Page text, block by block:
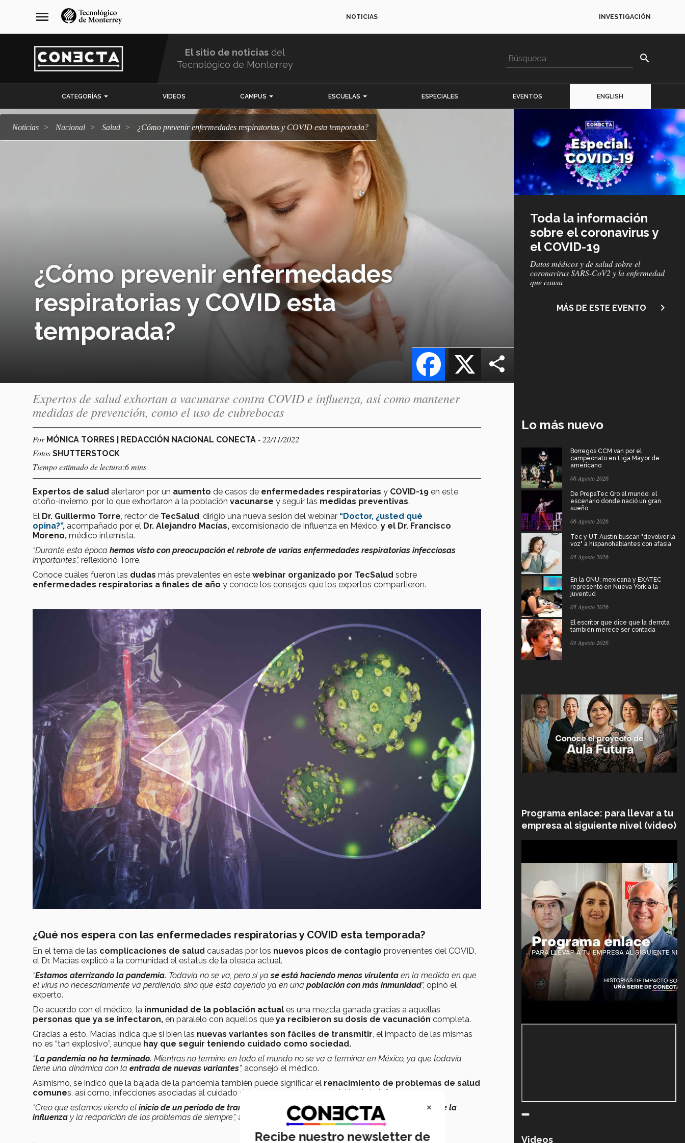
navegación
principal
menu NOTICIAS INVESTIGACIÓN
El sitio de noticias del
Tecnológico de Monterrey
search
CATEGORÍAS VIDEOS CAMPUS ESCUELAS ESPECIALES EVENTOS ENGLISH
Noticias Nacional salud ¿Cómo prevenir enfermedades respiratorias y COVID esta temporada?
¿Cómo prevenir enfermedades
respiratorias y COVID esta
temporada?
X
Facebook
Toda la información
sobre el coronavirus y
el COVID-19
Subtítulo
Datos médicos y de salud sobre el
coronavirus SARS-CoV2 y la enfermedad
que causa
MÁS DE ESTE EVENTO navigate_next
Expertos de salud exhortan a vacunarse contra COVID e influenza, así como mantener
medidas de prevención, como el uso de cubrebocas
Por MÓNICA TORRES | REDACCIÓN NACIONAL CONECTA - 22/11/2022
Fotos SHUTTERSTOCK
Tiempo estimado de lectura:6 mins
Expertos de salud alertaron por un aumento de casos de enfermedades respiratorias y COVID-19 en este
otoño-invierno, por lo que exhortaron a la población vacunarse y seguir las medidas preventivas.
El Dr. Guillermo Torre, rector de TecSalud, dirigió una nueva sesión del webinar “Doctor, ¿usted qué
opina?”, acompañado por el Dr. Alejandro Macías, excomisionado de Influenza en México, y el Dr. Francisco
Moreno, médico internista.
“Durante esta época hemos visto con preocupación el rebrote de varias enfermedades respiratorias infecciosas
importantes”, reflexionó Torre.
Conoce cuáles fueron las dudas más prevalentes en este webinar organizado por TecSalud sobre
enfermedades respiratorias a finales de año y conoce los consejos que los expertos compartieron.
¿Qué nos espera con las enfermedades respiratorias y COVID esta temporada?
En el tema de las complicaciones de salud causadas por los nuevos picos de contagio provenientes del COVID,
el Dr. Macías explicó a la comunidad el estatus de la oleada actual.
“Estamos aterrizando la pandemia. Todavía no se va, pero sí yase está haciendo menos virulenta en la medida en que
el virus no necesariamente va perdiendo, sino que está cayendo ya en una población con más inmunidad”, opinó el
experto.
De acuerdo con el médico, la inmunidad de la población actual es una mezcla ganada gracias a aquellas
personas que ya se infectaron, en paralelo con aquellos que ya recibieron su dosis de vacunación completa.
Gracias a esto, Macías indica que si bien las nuevas variantes son fáciles de transmitir, el impacto de las mismas
no es “tan explosivo”, aunque hay que seguir teniendo cuidado como sociedad.
“La pandemia no ha terminado. Mientras no termine en todo el mundo no se va a terminar en México, ya que todavía
tiene una dinámica con la entrada de nuevas variantes”, aconsejó el médico.
Asimismo, se indicó que la bajada de la pandemia también puede significar el renacimiento de problemas de salud
comunes, así como, infecciones asociadas al cuidado del cuerpo como la reaparición de la influenza.
“Creo que estamos viendo el inicio de un periodo de transición, que se está caracterizando por la
circulación de la
influenza y la reaparición de los problemas de siempre”, añadió Macías.
Lo más nuevo
Borregos CCM van por el
campeonato en Liga Mayor de
americano
06 Agosto 2026
De PrepaTec Qro al mundo: el
escenario donde nació un gran
sueño
06 Agosto 2026
Tec y UT Austin buscan "devolver la
voz" a hispanohablantes con afasia
05 Agosto 2026
En la ONU: mexicana y EXATEC
representó en Nueva York a la
juventud
05 Agosto 2026
El escritor que dice que la derrota
también merece ser contada
05 Agosto 2026
Programa enlace: para llevar a tu
empresa al siguiente nivel (video)
Videos
×
Recibe nuestro newsletter de